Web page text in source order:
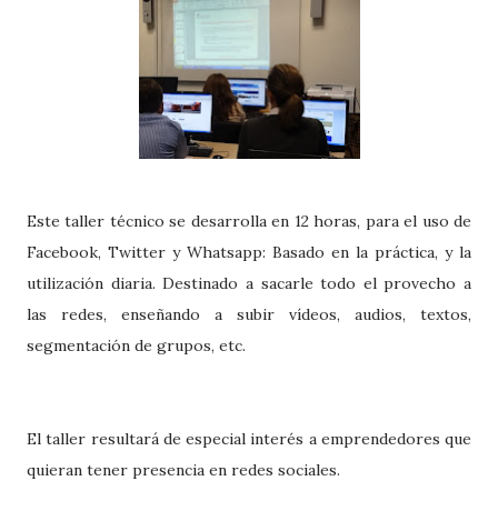
Este taller técnico se desarrolla en 12 horas, para el uso de
Facebook, Twitter y Whatsapp: Basado en la práctica, y la
utilización diaria. Destinado a sacarle todo el provecho a
las redes, enseñando a subir vídeos, audios, textos,
segmentación de grupos, etc.
El taller resultará de especial interés a emprendedores que
quieran tener presencia en redes sociales.